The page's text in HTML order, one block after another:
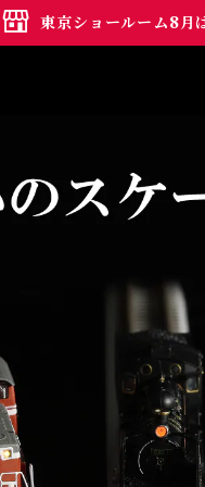
東京ショールーム8月